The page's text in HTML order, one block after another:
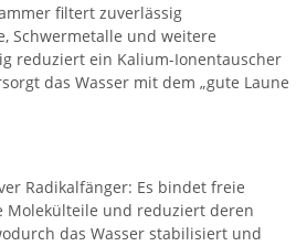
filtert zuverlässig
Schwermetalle und weitere
reduziert ein Kalium-Ionentauscher
das Wasser mit dem „gute Laune
Radikalfänger: Es bindet freie
Molekülteile und reduziert deren
das Wasser stabilisiert und